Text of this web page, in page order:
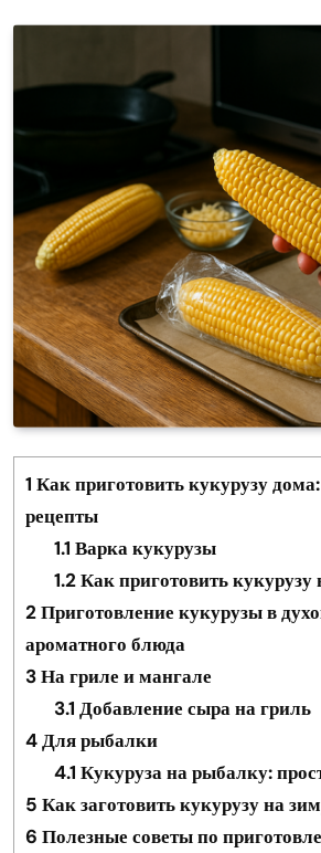
1 Как приготовить кукурузу
рецепты
1.1 Варка кукурузы
1.2Как приготовить кукурузу
2Приготовление кукурузы в
ароматного блюда
3На гриле и мангале
3.1 Добавление сыра на гриль
4Для рыбалки
4.1 Кукуруза на рыбалку:
5 Как заготовить кукурузу на
6 Полезные советы по